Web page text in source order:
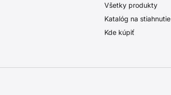
Všetky produkty
Katalóg na stiahnutie
Kde kúpiť